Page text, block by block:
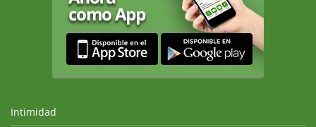
Intimidad